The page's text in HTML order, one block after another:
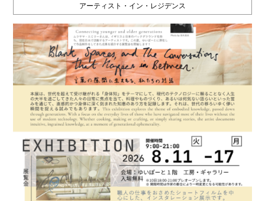
アーティスト・イン・レジデンス